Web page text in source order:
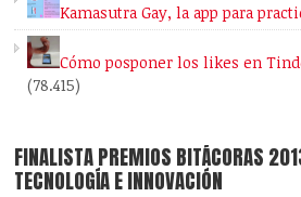
Kamasutra Gay, la app para
Cómo posponer los likes en
(78.415)
FINALISTA PREMIOS BITÁCORAS
TECNOLOGÍA E INNOVACIÓN